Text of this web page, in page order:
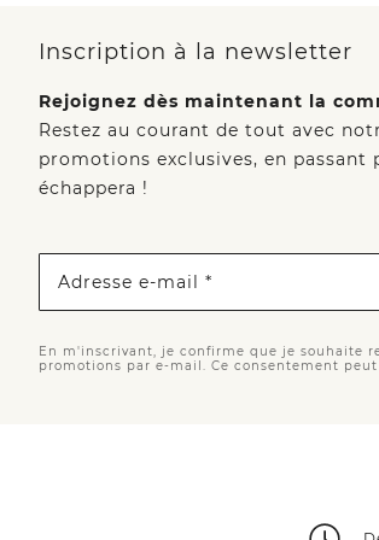
Inscription à la newsletter
Rejoignez dès maintenant la
Restez au courant de tout avec
promotions exclusives, en passant
échappera !
Adresse e-mail *
En m'inscrivant, je confirme que je souhaite
promotions par e-mail. Ce consentement